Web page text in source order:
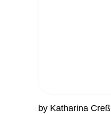
by Katharina Creß